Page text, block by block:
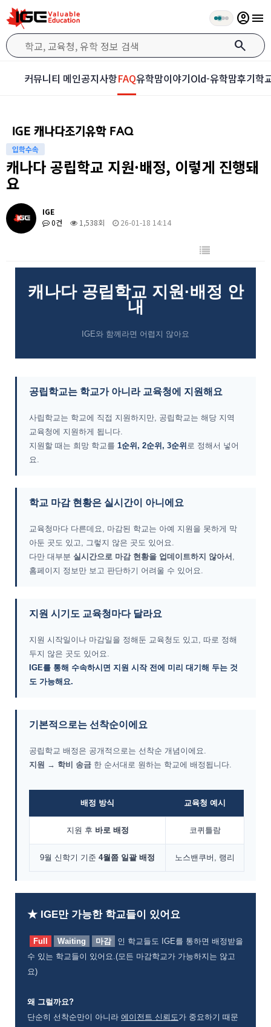
search
account_circlemenu
커뮤니티 메인공지사항FAQ유학맘이야기Old-유학맘후기학
IGE 캐나다조기유학 FAQ
입학수속
캐나다 공립학교 지원·배정, 이렇게 진행돼
요
IGE
0건
1,538회 26-01-18 14:14
캐나다 공립학교 지원·배정 안
내
IGE와 함께라면 어렵지 않아요
공립학교는 학교가 아니라 교육청에 지원해요
사립학교는 학교에 직접 지원하지만, 공립학교는 해당 지역
교육청에 지원하게 됩니다.
지원할 때는 희망 학교를 1순위, 2순위, 3순위 로 정해서 넣어
요.
학교 마감 현황은 실시간이 아니에요
교육청마다 다른데요, 마감된 학교는 아예 지원을 못하게 막
아둔 곳도 있고, 그렇지 않은 곳도 있어요.
다만 대부분 실시간으로 마감 현황을 업데이트하지 않아서 ,
홈페이지 정보만 보고 판단하기 어려울 수 있어요.
지원 시기도 교육청마다 달라요
지원 시작일이나 마감일을 정해둔 교육청도 있고, 따로 정해
두지 않은 곳도 있어요.
IGE를 통해 수속하시면 지원 시작 전에 미리 대기해 두는 것
도 가능해요.
기본적으로는 선착순이에요
공립학교 배정은 공개적으로는 선착순 개념이에요.
지원 → 학비 송금 한 순서대로 원하는 학교에 배정됩니다.
배정 방식 교육청 예시
지원 후 바로 배정 코퀴틀람
9월 신학기 기준 4월쯤 일괄 배정 노스밴쿠버, 랭리
★ IGE만 가능한 학교들이 있어요
Full Waiting 마감
인 학교들도 IGE를 통하면 배정받을
수 있는 학교들이 있어요.(모든 마감학교가 가능하지는 않고
요)
왜 그럴까요?
단순히 선착순만이 아니라 에이전트 신뢰도가 중요하기 때문